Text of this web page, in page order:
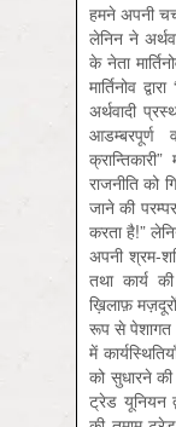
हमने अपनी
लेनिन ने
के नेता
मार्तिनोव
अर्थवादी
राजनीति को
जाने की
करता है!”
अपनी श्रम-
तथा कार्य
ख़िलाफ़
रूप से पेशागत
में
को सुधारने
ट्रेड यूनियन